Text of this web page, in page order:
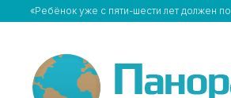
«Ребёнок уже с пяти-шести лет должен